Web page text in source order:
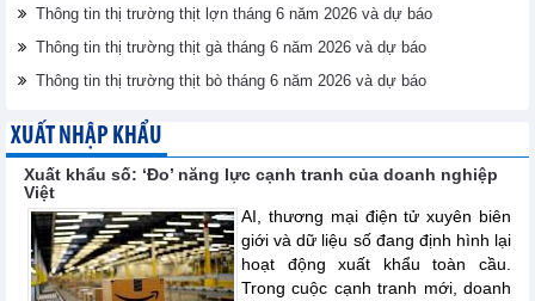
Thông tin thị trường thịt lợn tháng 6 năm 2026 và dự báo
Thông tin thị trường thịt gà tháng 6 năm 2026 và dự báo
Thông tin thị trường thịt bò tháng 6 năm 2026 và dự báo
XUẤT NHẬP KHẨU
Xuất khẩu số: ‘Đo’ năng lực cạnh tranh của doanh nghiệp
Việt
AI, thương mại điện tử xuyên biên
giới và dữ liệu số đang định hình lại
hoạt động xuất khẩu toàn cầu.
Trong cuộc cạnh tranh mới, doanh